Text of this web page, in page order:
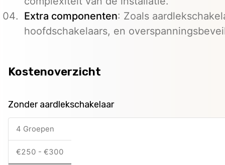
Extra componenten: Zoals
hoofdschakelaars, en
Kostenoverzicht
Zonder aardlekschakelaar
4 Groepen
€250 - €300